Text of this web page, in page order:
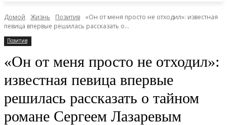
Домой Жизнь Позитив
«Он от меня просто не отходил»: известная
певица впервые решилась рассказать о...
Позитив
«Он от меня просто не отходил»:
известная певица впервые
решилась рассказать о тайном
романе Сергеем Лазаревым